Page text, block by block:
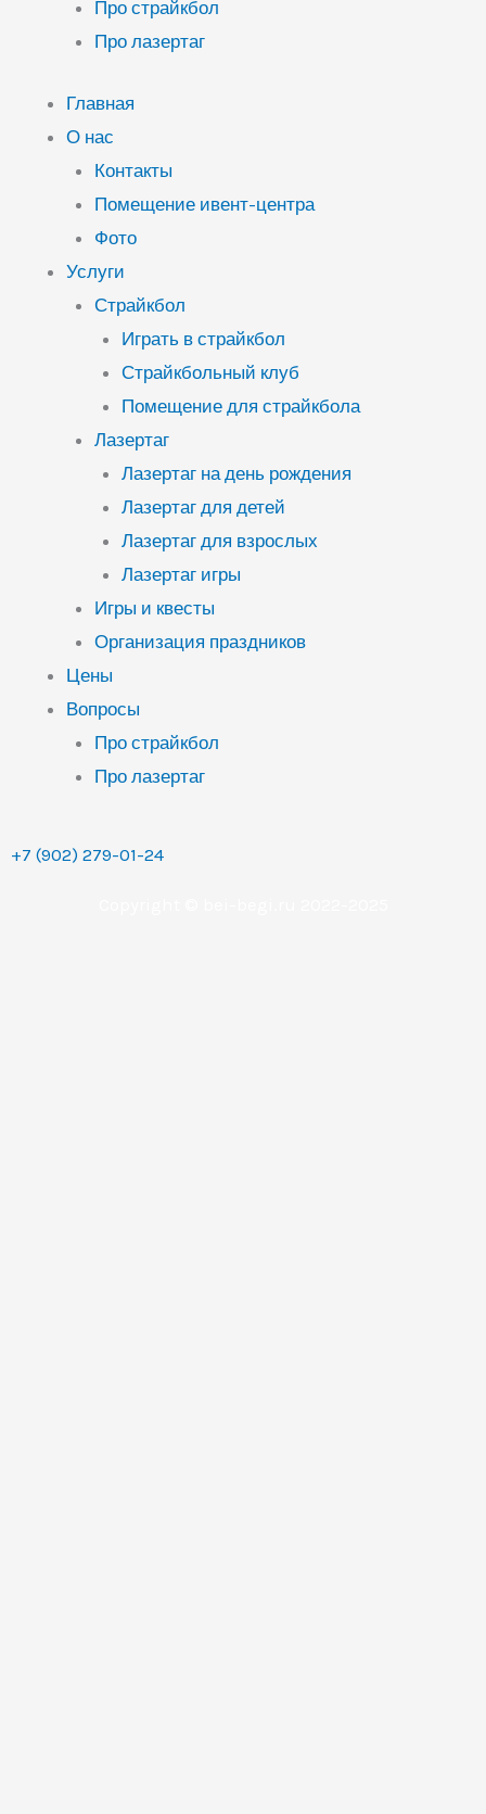
Про страйкбол
Про лазертаг
Главная
О нас
Контакты
Помещение ивент-центра
Фото
Услуги
Страйкбол
Играть в страйкбол
Страйкбольный клуб
Помещение для страйкбола
Лазертаг
Лазертаг на день рождения
Лазертаг для детей
Лазертаг для взрослых
Лазертаг игры
Игры и квесты
Организация праздников
Цены
Вопросы
Про страйкбол
Про лазертаг
+7 (902) 279-01-24